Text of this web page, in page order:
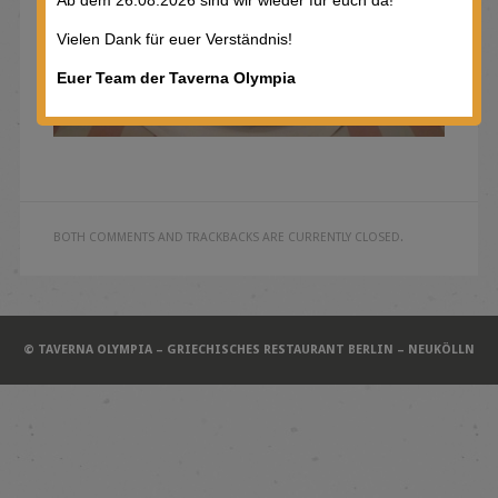
BOTH COMMENTS AND TRACKBACKS ARE CURRENTLY CLOSED.
© TAVERNA OLYMPIA – GRIECHISCHES RESTAURANT BERLIN – NEUKÖLLN
Vielen Dank für euer Verständnis!
Euer Team der Taverna Olympia